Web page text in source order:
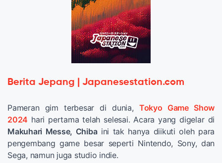
Berita Jepang | Japanesestation.com
Pameran gim terbesar di dunia, Tokyo Game Show
2024 hari pertama telah selesai. Acara yang digelar di
Makuhari Messe, Chibaini tak hanya diikuti oleh para
pengembang game besar seperti Nintendo, Sony, dan
Sega, namun juga studio indie.